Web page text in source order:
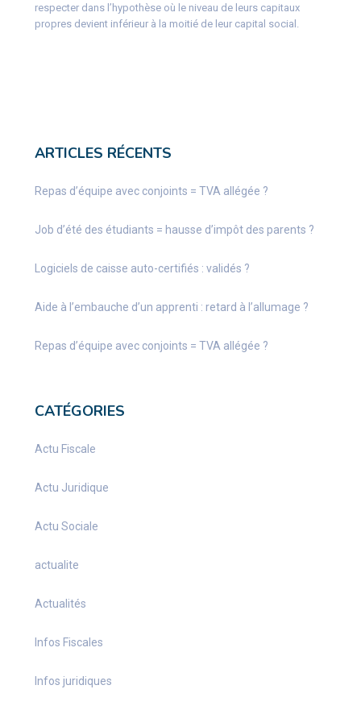
respecter dans l’hypothèse où le niveau de leurs capitaux
propres devient inférieur à la moitié de leur capital social.
ARTICLES RÉCENTS
Repas d’équipe avec conjoints = TVA allégée ?
Job d’été des étudiants = hausse d’impôt des parents ?
Logiciels de caisse auto-certifiés : validés ?
Aide à l’embauche d’un apprenti : retard à l’allumage ?
Repas d’équipe avec conjoints = TVA allégée ?
CATÉGORIES
Actu Fiscale
Actu Juridique
Actu Sociale
actualite
Actualités
Infos Fiscales
Infos juridiques